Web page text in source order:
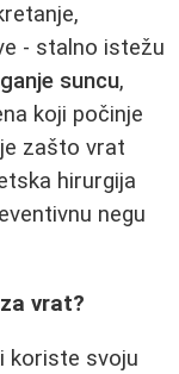
- stalno istežu
suncu,
koji počinje
zašto vrat
hirurgija
negu
vrat?
koriste svoju